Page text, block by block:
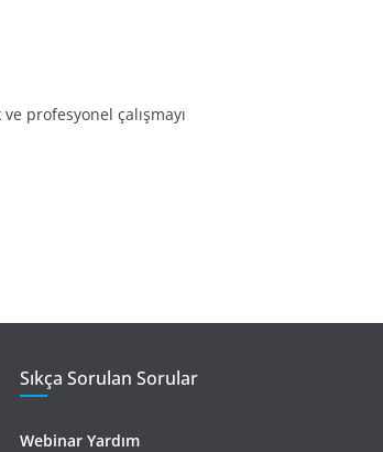
profesyonel çalışmayı
Sıkça Sorulan Sorular
Webinar Yardım